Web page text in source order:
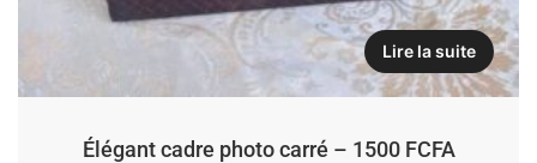
Lire la suite
Élégant cadre photo carré – 1500 FCFA